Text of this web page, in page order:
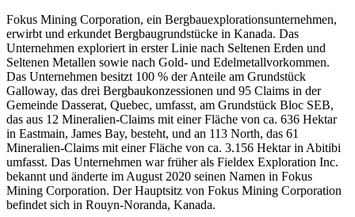
Fokus Mining Corporation, ein Bergbauexplorationsunternehmen,
erwirbt und erkundet Bergbaugrundstücke in Kanada. Das
Unternehmen exploriert in erster Linie nach Seltenen Erden und
Seltenen Metallen sowie nach Gold- und Edelmetallvorkommen.
Das Unternehmen besitzt 100 % der Anteile am Grundstück
Galloway, das drei Bergbaukonzessionen und 95 Claims in der
Gemeinde Dasserat, Quebec, umfasst, am Grundstück Bloc SEB,
das aus 12 Mineralien-Claims mit einer Fläche von ca. 636 Hektar
in Eastmain, James Bay, besteht, und an 113 North, das 61
Mineralien-Claims mit einer Fläche von ca. 3.156 Hektar in Abitibi
umfasst. Das Unternehmen war früher als Fieldex Exploration Inc.
bekannt und änderte im August 2020 seinen Namen in Fokus
Mining Corporation. Der Hauptsitz von Fokus Mining Corporation
befindet sich in Rouyn-Noranda, Kanada.